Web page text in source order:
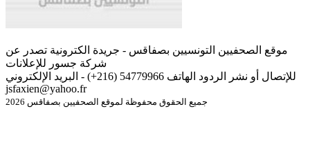
موقع الصحفيين التونسيين بصفاقس - جريدة الكترونية تصدر عن
شركة جسور للإعلانات
للإتصال أو نشر الردود الهاتف 54779966 (216+) - البريد الإلكتروني
jsfaxien@yahoo.fr
جميع الحقوق محفوظة لموقع الصحفيين بصفاقس 2026